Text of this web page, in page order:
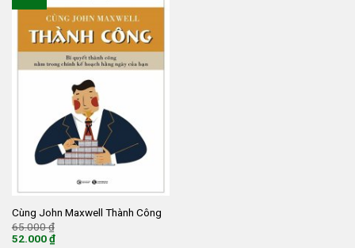
Cùng John Maxwell Thành Công
65.000₫
52.000₫